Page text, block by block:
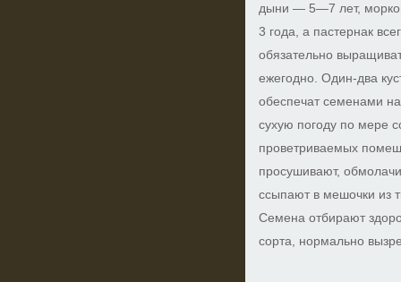
дыни — 5—7 лет,
3 года, а пастернак
обязательно
ежегодно. Один-два
обеспечат семенами
сухую погоду по мере
проветриваемых
просушивают,
ссыпают в мешочки из
Семена отбирают
сорта, нормально